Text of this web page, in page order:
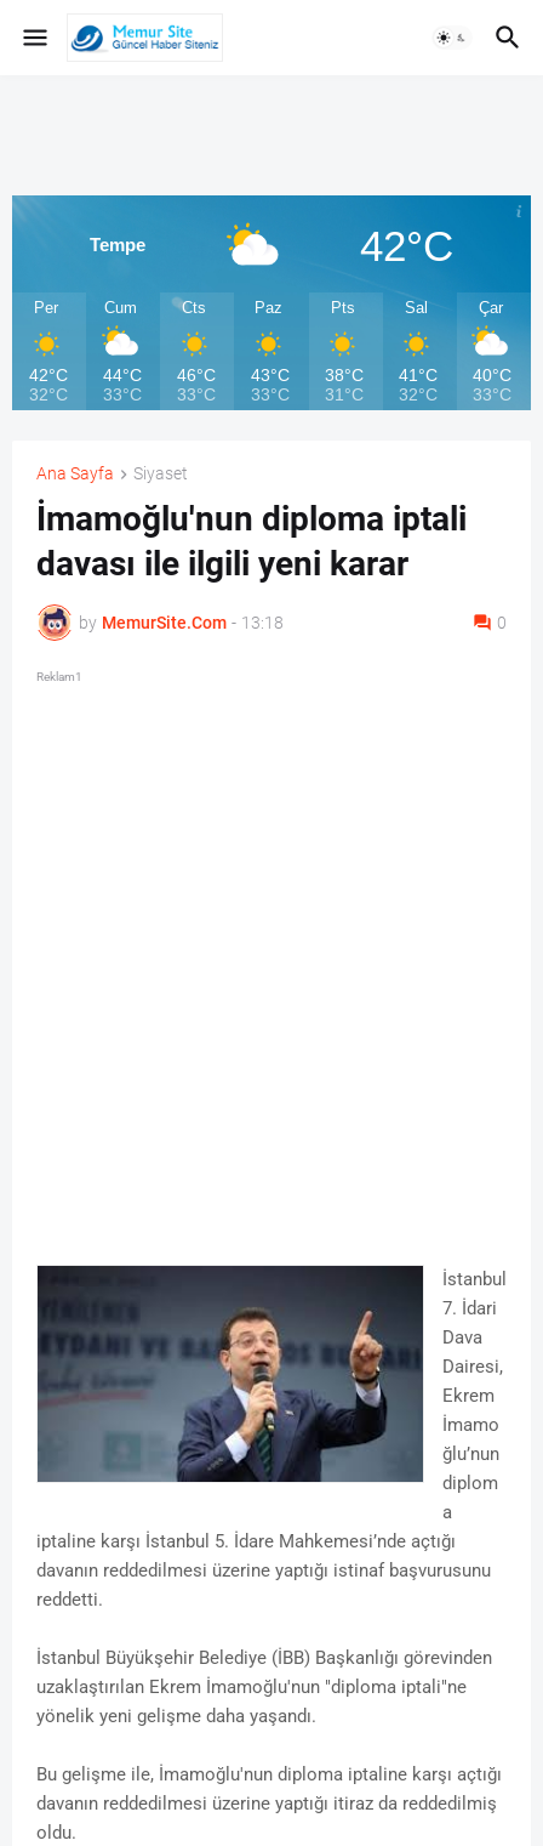
Tempe 42°C
Per
42°C
32°C
Cum
44°C
33°C
Cts
46°C
33°C
Paz
43°C
33°C
Pts
38°C
31°C
Sal
41°C
32°C
Çar
40°C
33°C
Ana Sayfa Siyaset
İmamoğlu'nun diploma iptali
davası ile ilgili yeni karar
by MemurSite.Com - 13:18 0
Reklam1
İstanbul
7. İdari
Dava
Dairesi,
Ekrem
İmamo
ğlu’nun
diplom
a
iptaline karşı İstanbul 5. İdare Mahkemesi’nde açtığı
davanın reddedilmesi üzerine yaptığı istinaf başvurusunu
reddetti.
İstanbul Büyükşehir Belediye (İBB) Başkanlığı görevinden
uzaklaştırılan Ekrem İmamoğlu'nun "diploma iptali"ne
yönelik yeni gelişme daha yaşandı.
Bu gelişme ile, İmamoğlu'nun diploma iptaline karşı açtığı
davanın reddedilmesi üzerine yaptığı itiraz da reddedilmiş
oldu.